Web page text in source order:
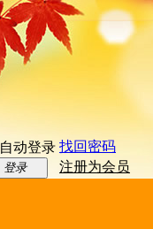
自动登录 找回密码
登录
注册为会员